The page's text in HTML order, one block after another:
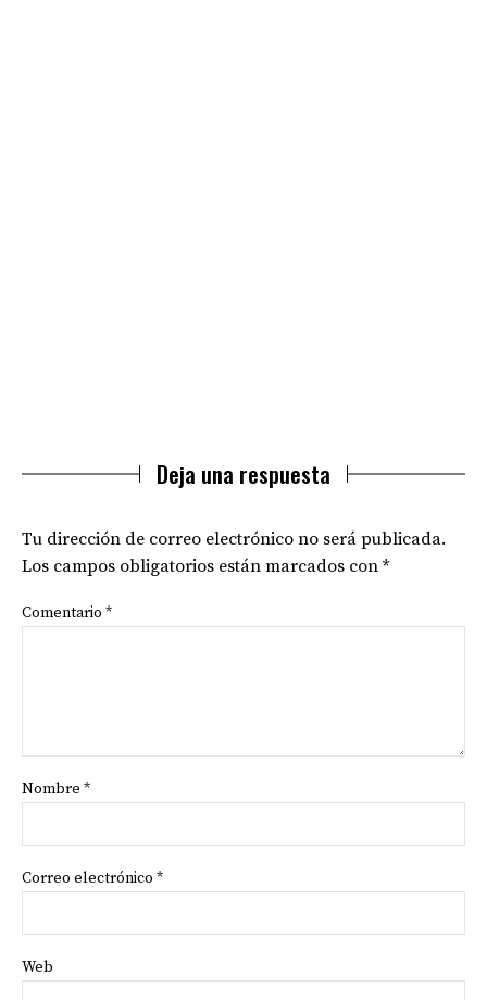
Deja una respuesta
Tu dirección de correo electrónico no será publicada.
Los campos obligatorios están marcados con *
Comentario *
Nombre *
Correo electrónico *
Web